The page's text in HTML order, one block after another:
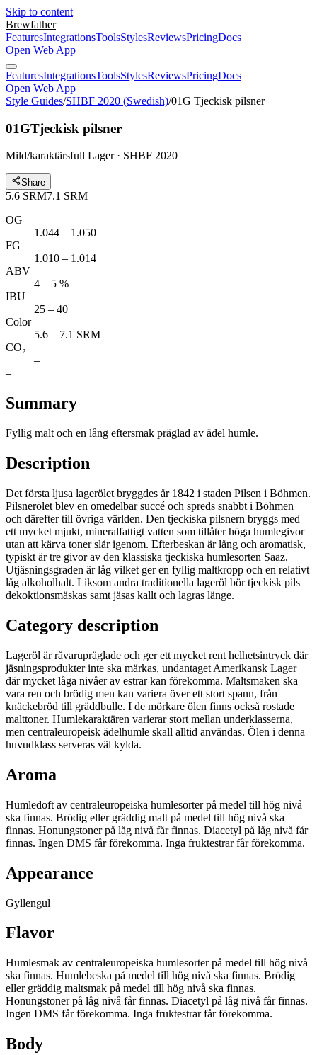
Skip to content
Brewfather
FeaturesIntegrationsToolsStylesReviewsPricingDocs
Open Web App
FeaturesIntegrationsToolsStylesReviewsPricingDocs
Open Web App
Style Guides/SHBF 2020 (Swedish)/01G Tjeckisk pilsner
01GTjeckisk pilsner
Mild/karaktärsfull Lager · SHBF 2020
Share
5.6 SRM7.1 SRM
OG
1.044 – 1.050
FG
1.010 – 1.014
ABV
4 – 5 %
IBU
25 – 40
Color
5.6 – 7.1 SRM
CO₂
–
–
Summary
Fyllig malt och en lång eftersmak präglad av ädel humle.
Description
Det första ljusa lagerölet bryggdes år 1842 i staden Pilsen i Böhmen.
Pilsnerölet blev en omedelbar succé och spreds snabbt i Böhmen
och därefter till övriga världen. Den tjeckiska pilsnern bryggs med
ett mycket mjukt, mineralfattigt vatten som tillåter höga humlegivor
utan att kärva toner slår igenom. Efterbeskan är lång och aromatisk,
typiskt är tre givor av den klassiska tjeckiska humlesorten Saaz.
Utjäsningsgraden är låg vilket ger en fyllig maltkropp och en relativt
låg alkoholhalt. Liksom andra traditionella lageröl bör tjeckisk pils
dekoktionsmäskas samt jäsas kallt och lagras länge.
Category description
Lageröl är råvarupräglade och ger ett mycket rent helhetsintryck där
jäsningsprodukter inte ska märkas, undantaget Amerikansk Lager
där mycket låga nivåer av estrar kan förekomma. Maltsmaken ska
vara ren och brödig men kan variera över ett stort spann, från
knäckebröd till gräddbulle. I de mörkare ölen finns också rostade
malttoner. Humlekaraktären varierar stort mellan underklasserna,
men centraleuropeisk ädelhumle skall alltid användas. Ölen i denna
huvudklass serveras väl kylda.
Aroma
Humledoft av centraleuropeiska humlesorter på medel till hög nivå
ska finnas. Brödig eller gräddig malt på medel till hög nivå ska
finnas. Honungstoner på låg nivå får finnas. Diacetyl på låg nivå får
finnas. Ingen DMS får förekomma. Inga fruktestrar får förekomma.
Appearance
Gyllengul
Flavor
Humlesmak av centraleuropeiska humlesorter på medel till hög nivå
ska finnas. Humlebeska på medel till hög nivå ska finnas. Brödig
eller gräddig maltsmak på medel till hög nivå ska finnas.
Honungstoner på låg nivå får finnas. Diacetyl på låg nivå får finnas.
Ingen DMS får förekomma. Inga fruktestrar får förekomma.
Body